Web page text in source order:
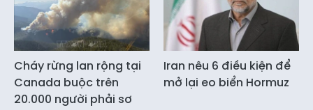
Cháy rừng lan rộng tại
Canada buộc trên
20.000 người phải sơ
Iran nêu 6 điều kiện để
mở lại eo biển Hormuz